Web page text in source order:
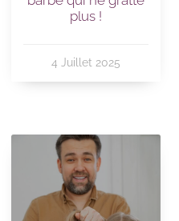
plus !
4 Juillet 2025